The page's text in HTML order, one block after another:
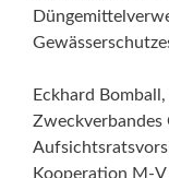
Eckhard
Zweckverbandes
Kooperation M-